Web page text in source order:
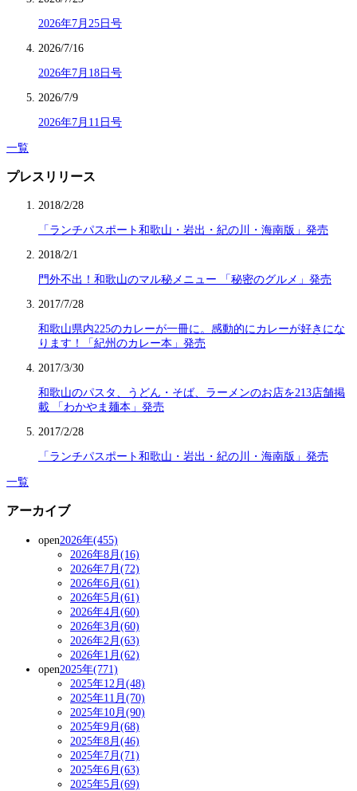
2026年7月25日号
2026/7/16
2026年7月18日号
2026/7/9
2026年7月11日号
一覧
プレスリリース
2018/2/28
「ランチパスポート和歌山・岩出・紀の川・海南版」発売
2018/2/1
門外不出！和歌山のマル秘メニュー 「秘密のグルメ」発売
2017/7/28
和歌山県内225のカレーが一冊に。感動的にカレーが好きにな
ります！「紀州のカレー本」発売
2017/3/30
和歌山のパスタ、うどん・そば、ラーメンのお店を213店舗掲
載 「わかやま麺本」発売
2017/2/28
「ランチパスポート和歌山・岩出・紀の川・海南版」発売
一覧
アーカイブ
open2026年(455)
2026年8月(16)
2026年7月(72)
2026年6月(61)
2026年5月(61)
2026年4月(60)
2026年3月(60)
2026年2月(63)
2026年1月(62)
open2025年(771)
2025年12月(48)
2025年11月(70)
2025年10月(90)
2025年9月(68)
2025年8月(46)
2025年7月(71)
2025年6月(63)
2025年5月(69)